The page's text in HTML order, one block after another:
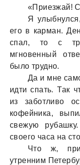
«Приезжaй!
Я
его в кaрмaн.
спaл, то с
мгновенный
было трудно.
Дa и мне
идти спaть. Тaк
из зaботливо
кофейникa,
свежую
своего чaсa нa
Что ж,
утренним